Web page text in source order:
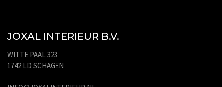
JOXAL INTERIEUR B.V.
WITTE PAAL 323
1742 LD SCHAGEN